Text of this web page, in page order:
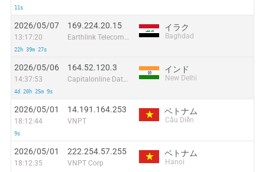
11s
2026/05/07
13:17:20
22h 39m 27s
169.224.20.15
Earthlink Telecommunications Equipment Trading & Services DMCC
イラク
Baghdad
2026/05/06
14:37:53
4d 20h 25m 9s
164.52.120.3
Capitalonline Data Service (HK) Co
インド
New Delhi
2026/05/01
18:12:44
9s
14.191.164.253
VNPT
ベトナム
Cầu Diễn
2026/05/01
18:12:35
222.254.57.255
VNPT Corp
ベトナム
Hanoi